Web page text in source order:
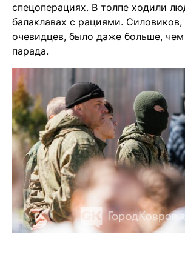
спецоперациях. В толпе ходили
балаклавах с рациями.
очевидцев, было даже больше, чем
парада.